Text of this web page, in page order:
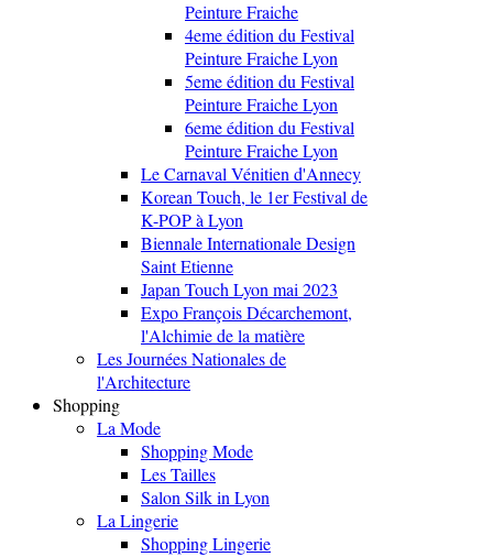
Peinture Fraiche
4eme édition du Festival
Peinture Fraiche Lyon
5eme édition du Festival
Peinture Fraiche Lyon
6eme édition du Festival
Peinture Fraiche Lyon
Le Carnaval Vénitien d'Annecy
Korean Touch, le 1er Festival de
K-POP à Lyon
Biennale Internationale Design
Saint Etienne
Japan Touch Lyon mai 2023
Expo François Décarchemont,
l'Alchimie de la matière
Les Journées Nationales de
l'Architecture
Shopping
La Mode
Shopping Mode
Les Tailles
Salon Silk in Lyon
La Lingerie
Shopping Lingerie